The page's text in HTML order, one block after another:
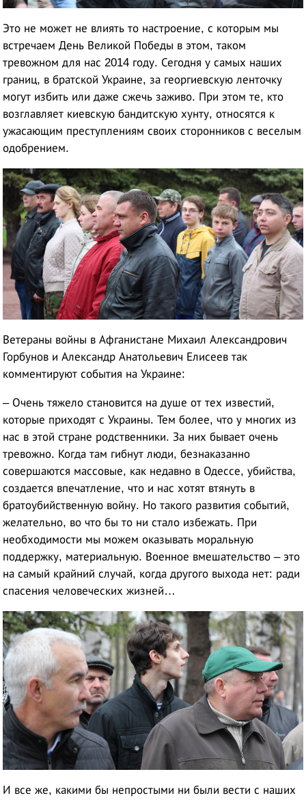
Это не может не влиять то настроение, с которым мы
встречаем День Великой Победы в этом, таком
тревожном для нас 2014 году. Сегодня у самых наших
границ, в братской Украине, за георгиевскую ленточку
могут избить или даже сжечь заживо. При этом те, кто
возглавляет киевскую бандитскую хунту, относятся к
ужасающим преступлениям своих сторонников с веселым
одобрением.
Ветераны войны в Афганистане Михаил Александрович
Горбунов и Александр Анатольевич Елисеев так
комментируют события на Украине:
– Очень тяжело становится на душе от тех известий,
которые приходят с Украины. Тем более, что у многих из
нас в этой стране родственники. За них бывает очень
тревожно. Когда там гибнут люди, безнаказанно
совершаются массовые, как недавно в Одессе, убийства,
создается впечатление, что и нас хотят втянуть в
братоубийственную войну. Но такого развития событий,
желательно, во что бы то ни стало избежать. При
необходимости мы можем оказывать моральную
поддержку, материальную. Военное вмешательство – это
на самый крайний случай, когда другого выхода нет: ради
спасения человеческих жизней…
И все же, какими бы непростыми ни были вести с наших